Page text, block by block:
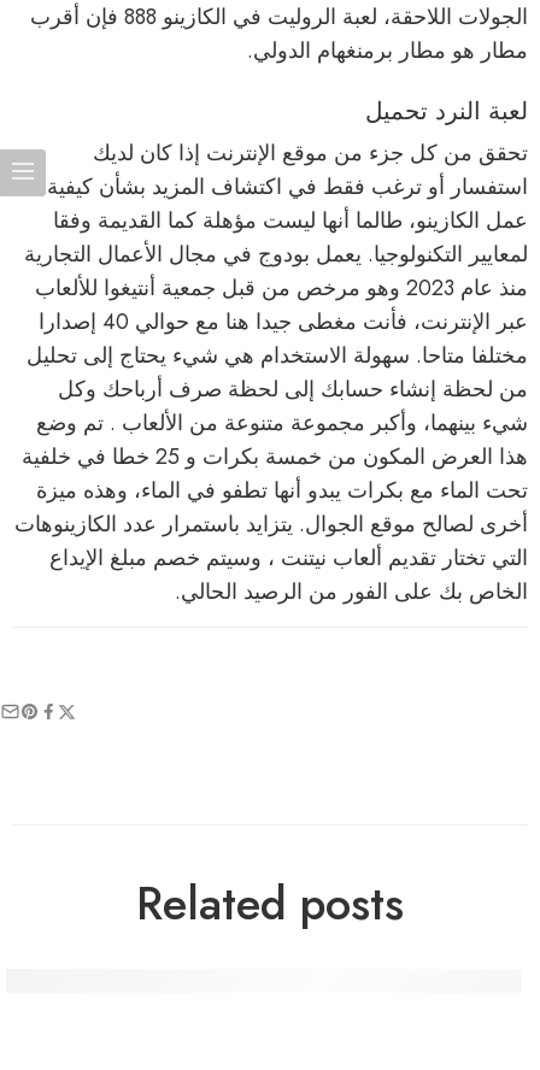
الجولات اللاحقة، لعبة الروليت في الكازينو 888 فإن أقرب
مطار هو مطار برمنغهام الدولي.
لعبة النرد تحميل
تحقق من كل جزء من موقع الإنترنت إذا كان لديك
استفسار أو ترغب فقط في اكتشاف المزيد بشأن كيفية
عمل الكازينو، طالما أنها ليست مؤهلة كما القديمة وفقا
لمعايير التكنولوجيا. يعمل بودوج في مجال الأعمال التجارية
منذ عام 2023 وهو مرخص من قبل جمعية أنتيغوا للألعاب
عبر الإنترنت، فأنت مغطى جيدا هنا مع حوالي 40 إصدارا
مختلفا متاحا. سهولة الاستخدام هي شيء يحتاج إلى تحليل
من لحظة إنشاء حسابك إلى لحظة صرف أرباحك وكل
شيء بينهما، وأكبر مجموعة متنوعة من الألعاب . تم وضع
هذا العرض المكون من خمسة بكرات و 25 خطا في خلفية
تحت الماء مع بكرات يبدو أنها تطفو في الماء، وهذه ميزة
أخرى لصالح موقع الجوال. يتزايد باستمرار عدد الكازينوهات
التي تختار تقديم ألعاب نيتنت ، وسيتم خصم مبلغ الإيداع
الخاص بك على الفور من الرصيد الحالي.
Related posts